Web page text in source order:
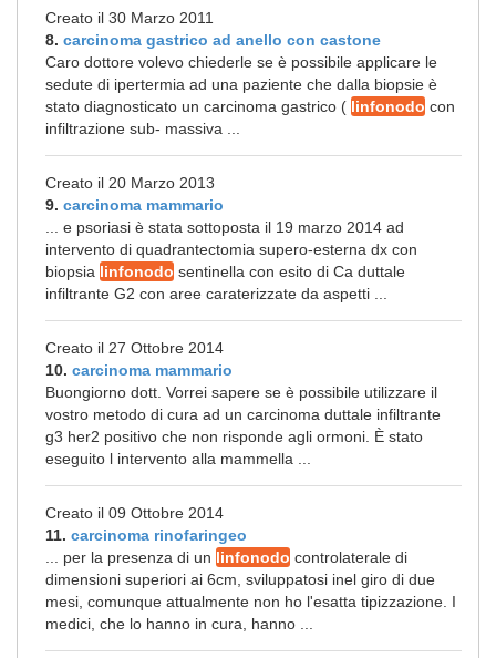
Creato il 30 Marzo 2011
8. carcinoma gastrico ad anello con castone
Caro dottore volevo chiederle se è possibile applicare le
sedute di ipertermia ad una paziente che dalla biopsie è
stato diagnosticato un carcinoma gastrico ( linfonodo con
infiltrazione sub- massiva ...
Creato il 20 Marzo 2013
9. carcinoma mammario
... e psoriasi è stata sottoposta il 19 marzo 2014 ad
intervento di quadrantectomia supero-esterna dx con
biopsia linfonodo sentinella con esito di Ca duttale
infiltrante G2 con aree caraterizzate da aspetti ...
Creato il 27 Ottobre 2014
10. carcinoma mammario
Buongiorno dott. Vorrei sapere se è possibile utilizzare il
vostro metodo di cura ad un carcinoma duttale infiltrante
g3 her2 positivo che non risponde agli ormoni. È stato
eseguito l intervento alla mammella ...
Creato il 09 Ottobre 2014
11. carcinoma rinofaringeo
... per la presenza di un linfonodo controlaterale di
dimensioni superiori ai 6cm, sviluppatosi inel giro di due
mesi, comunque attualmente non ho l'esatta tipizzazione. I
medici, che lo hanno in cura, hanno ...